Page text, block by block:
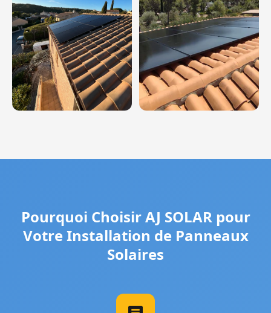
Pourquoi Choisir AJ SOLAR pour
Votre Installation de Panneaux
Solaires